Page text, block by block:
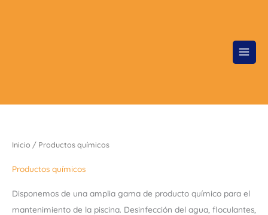
Inicio / Productos químicos
Productos químicos
Disponemos de una amplia gama de producto químico para el
mantenimiento de la piscina. Desinfección del agua, floculantes,